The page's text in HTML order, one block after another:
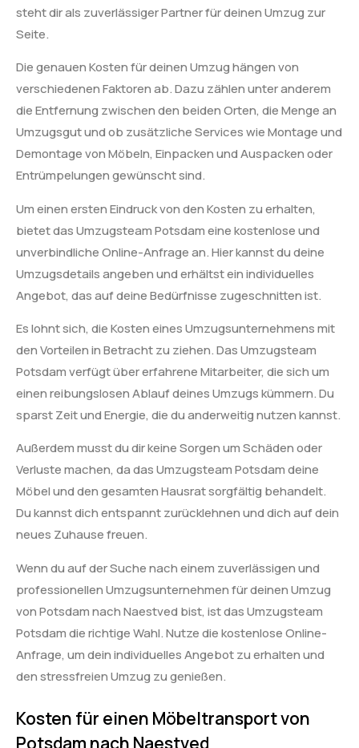
steht dir als zuverlässiger Partner für deinen Umzug zur
Seite.
Die genauen Kosten für deinen Umzug hängen von
verschiedenen Faktoren ab. Dazu zählen unter anderem
die Entfernung zwischen den beiden Orten, die Menge an
Umzugsgut und ob zusätzliche Services wie Montage und
Demontage von Möbeln, Einpacken und Auspacken oder
Entrümpelungen gewünscht sind.
Um einen ersten Eindruck von den Kosten zu erhalten,
bietet das Umzugsteam Potsdam eine kostenlose und
unverbindliche Online-Anfrage an. Hier kannst du deine
Umzugsdetails angeben und erhältst ein individuelles
Angebot, das auf deine Bedürfnisse zugeschnitten ist.
Es lohnt sich, die Kosten eines Umzugsunternehmens mit
den Vorteilen in Betracht zu ziehen. Das Umzugsteam
Potsdam verfügt über erfahrene Mitarbeiter, die sich um
einen reibungslosen Ablauf deines Umzugs kümmern. Du
sparst Zeit und Energie, die du anderweitig nutzen kannst.
Außerdem musst du dir keine Sorgen um Schäden oder
Verluste machen, da das Umzugsteam Potsdam deine
Möbel und den gesamten Hausrat sorgfältig behandelt.
Du kannst dich entspannt zurücklehnen und dich auf dein
neues Zuhause freuen.
Wenn du auf der Suche nach einem zuverlässigen und
professionellen Umzugsunternehmen für deinen Umzug
von Potsdam nach Naestved bist, ist das Umzugsteam
Potsdam die richtige Wahl. Nutze die kostenlose Online-
Anfrage, um dein individuelles Angebot zu erhalten und
den stressfreien Umzug zu genießen.
Kosten für einen Möbeltransport von
Potsdam nach Naestved